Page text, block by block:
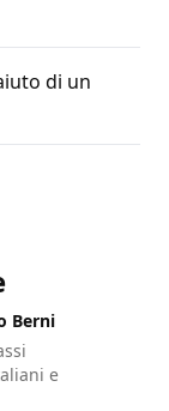
di un
Berni
e